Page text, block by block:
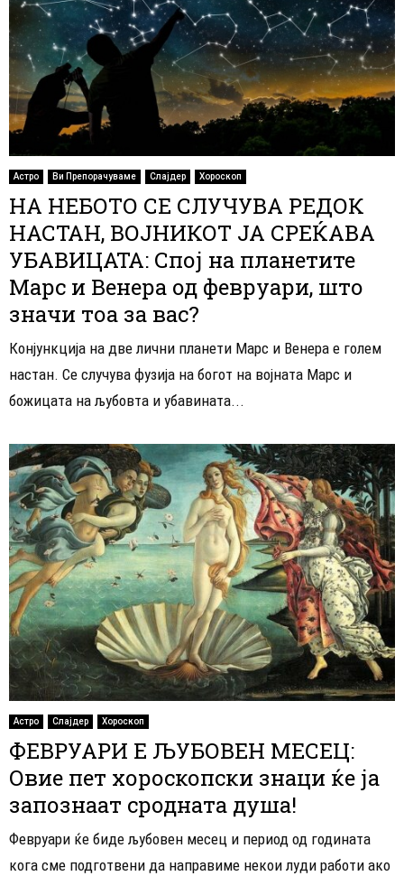
Астро Ви Препорачуваме Слајдер Хороскоп
НА НЕБОТО СЕ СЛУЧУВА РЕДОК
НАСТАН, ВОЈНИКОТ ЈА СРЕЌАВА
УБАВИЦАТА: Спој на планетите
Марс и Венера од февруари, што
значи тоа за вас?
Конјункција на две лични планети Марс и Венера е голем
настан. Се случува фузија на богот на војната Марс и
божицата на љубовта и убавината...
Астро Слајдер Хороскоп
ФЕВРУАРИ Е ЉУБОВЕН МЕСЕЦ:
Овие пет хороскопски знаци ќе ја
запознаат сродната душа!
Февруари ќе биде љубовен месец и период од годината
кога сме подготвени да направиме некои луди работи ако